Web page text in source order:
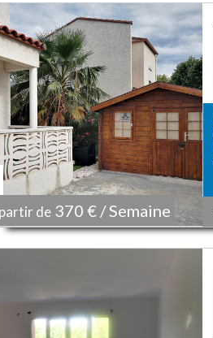
de 370 € / Semaine